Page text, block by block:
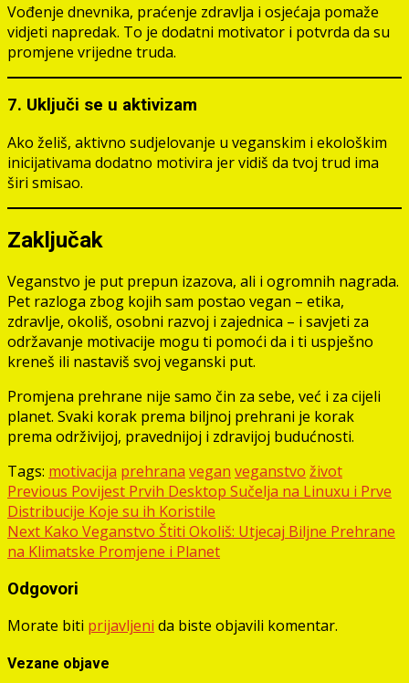
Vođenje dnevnika, praćenje zdravlja i osjećaja pomaže
vidjeti napredak. To je dodatni motivator i potvrda da su
promjene vrijedne truda.
7. Uključi se u aktivizam
Ako želiš, aktivno sudjelovanje u veganskim i ekološkim
inicijativama dodatno motivira jer vidiš da tvoj trud ima
širi smisao.
Zaključak
Veganstvo je put prepun izazova, ali i ogromnih nagrada.
Pet razloga zbog kojih sam postao vegan – etika,
zdravlje, okoliš, osobni razvoj i zajednica – i savjeti za
održavanje motivacije mogu ti pomoći da i ti uspješno
kreneš ili nastaviš svoj veganski put.
Promjena prehrane nije samo čin za sebe, već i za cijeli
planet. Svaki korak prema biljnoj prehrani je korak
prema održivijoj, pravednijoj i zdravijoj budućnosti.
Tags: motivacija prehrana vegan veganstvo život
Post
navigation
Previous Povijest Prvih Desktop Sučelja na Linuxu i Prve
Distribucije Koje su ih Koristile
Next Kako Veganstvo Štiti Okoliš: Utjecaj Biljne Prehrane
na Klimatske Promjene i Planet
Odgovori
Morate biti prijavljeni da biste objavili komentar.
Vezane objave